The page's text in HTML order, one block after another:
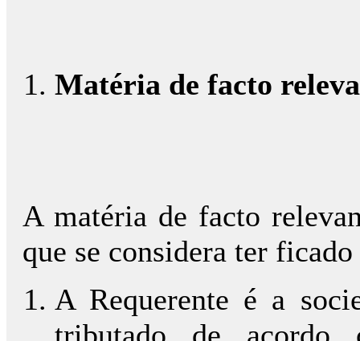
Matéria de facto
A matéria de facto
que se considera ter
A Requerente é a